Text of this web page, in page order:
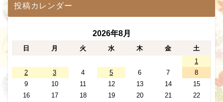
投稿カレンダー
2026年8月
日 月 火 水 木 金
土
1
2
3 4 5 6 7
8
9
10 11 12 13 14
15
16
17 18 19 20 21
22